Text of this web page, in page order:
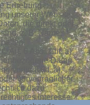
Erhebung
unserer Website.
die direkt oder
z. B. Name,
Art. 6 Abs. 1 lit. a)
Daten
vorliegt (lit. a),
vorvertraglicher
dazu
Interesse